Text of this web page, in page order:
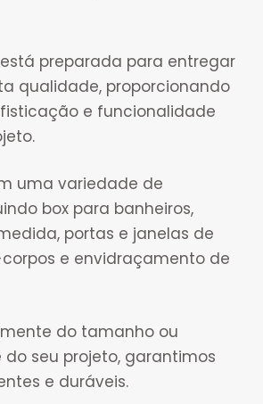
preparada para entregar
qualidade, proporcionando
e funcionalidade
uma variedade de
box para banheiros,
portas e janelas de
e envidraçamento de
do tamanho ou
seu projeto, garantimos
e duráveis.